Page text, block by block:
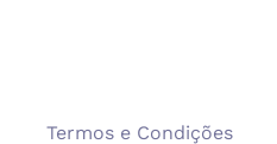
Termos e Condições